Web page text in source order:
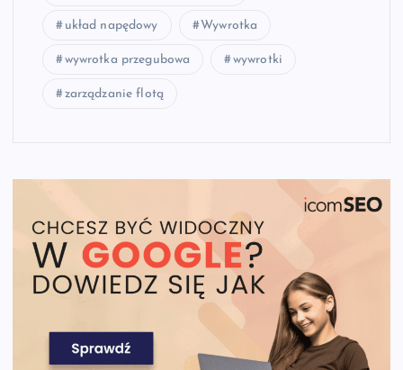
układ napędowy Wywrotka
wywrotka przegubowa wywrotki
zarządzanie flotą